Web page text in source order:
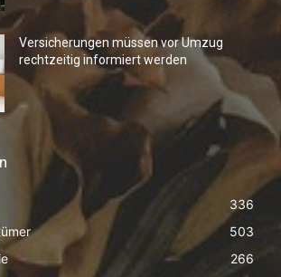
Versicherungen müssen vor Umzug
rechtzeitig informiert werden
336
503
266